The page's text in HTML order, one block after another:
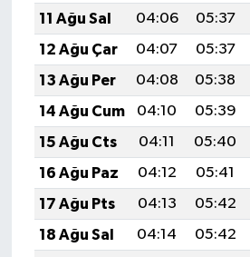
11 Ağu Sal
04:06 05:37
12 Ağu Çar
04:07 05:37
13 Ağu Per
04:08 05:38
14 Ağu Cum
04:10 05:39
15 Ağu Cts
04:11 05:40
16 Ağu Paz
04:12 05:41
17 Ağu Pts
04:13 05:42
18 Ağu Sal
04:14 05:42